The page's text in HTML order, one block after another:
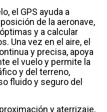
el GPS ayuda a
de la aeronave,
y a calcular
Una vez en el aire, el
y precisa, apoya
el vuelo y permite la
y del terreno,
fluido y seguro del
y aterrizaje,